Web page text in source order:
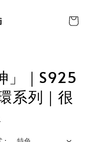
」｜S925
系列｜很